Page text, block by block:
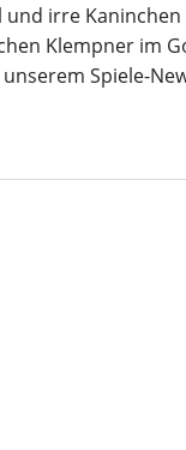
irre
Klempner im
Spiele-